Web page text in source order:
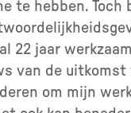
te hebben.
22 jaar
van de
om mijn